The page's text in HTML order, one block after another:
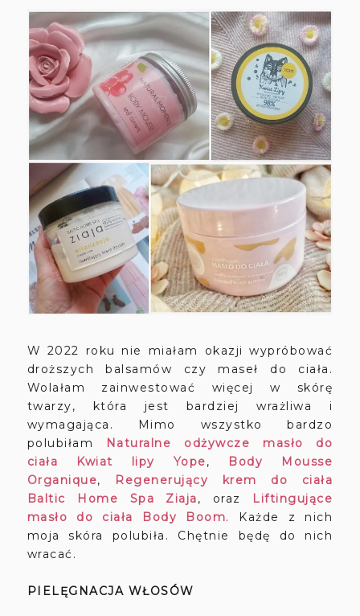
W 2022 roku nie miałam okazji wypróbować
droższych balsamów czy maseł do ciała.
Wolałam zainwestować więcej w skórę
twarzy, która jest bardziej wrażliwa i
wymagająca. Mimo wszystko bardzo
polubiłam
Naturalne odżywcze masło do
ciała Kwiat lipy Yope, Body Mousse
Organique,
Regenerujący krem do ciała
Baltic Home Spa Ziaja, oraz Liftingujące
masło do ciała Body Boom. Każde z nich
moja skóra polubiła. Chętnie będę do nich
wracać.
PIELĘGNACJA WŁOSÓW